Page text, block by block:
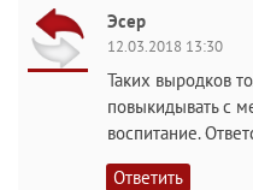
Эсер
12.03.2018 13:30
Таких выродков
повыкидывать с
воспитание.
Ответить